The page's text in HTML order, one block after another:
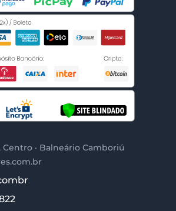
Centro · Balneário Camboriú